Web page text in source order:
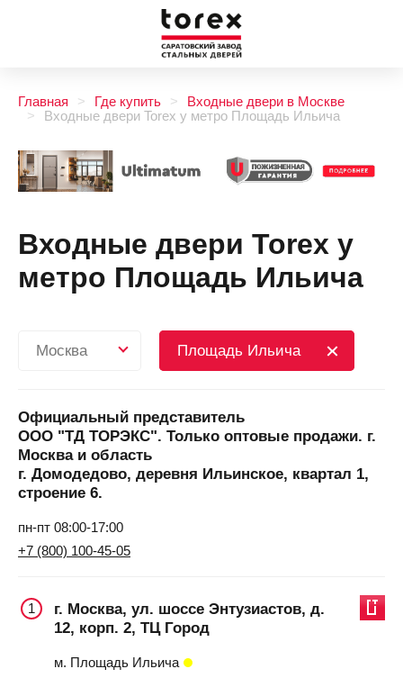
Главная Где купить
Входные двери в Москве
Входные двери Torex у метро Площадь Ильича
Входные двери Torex у
метро Площадь Ильича
Москва Площадь Ильича
Официальный представитель
ООО "ТД ТОРЭКС". Только оптовые продажи. г.
Москва и область
г. Домодедово, деревня Ильинское, квартал 1,
строение 6.
пн-пт 08:00-17:00
+7 (800) 100-45-05
1
г. Москва, ул. шоссе Энтузиастов, д.
12, корп. 2, ТЦ Город
м. Площадь Ильича